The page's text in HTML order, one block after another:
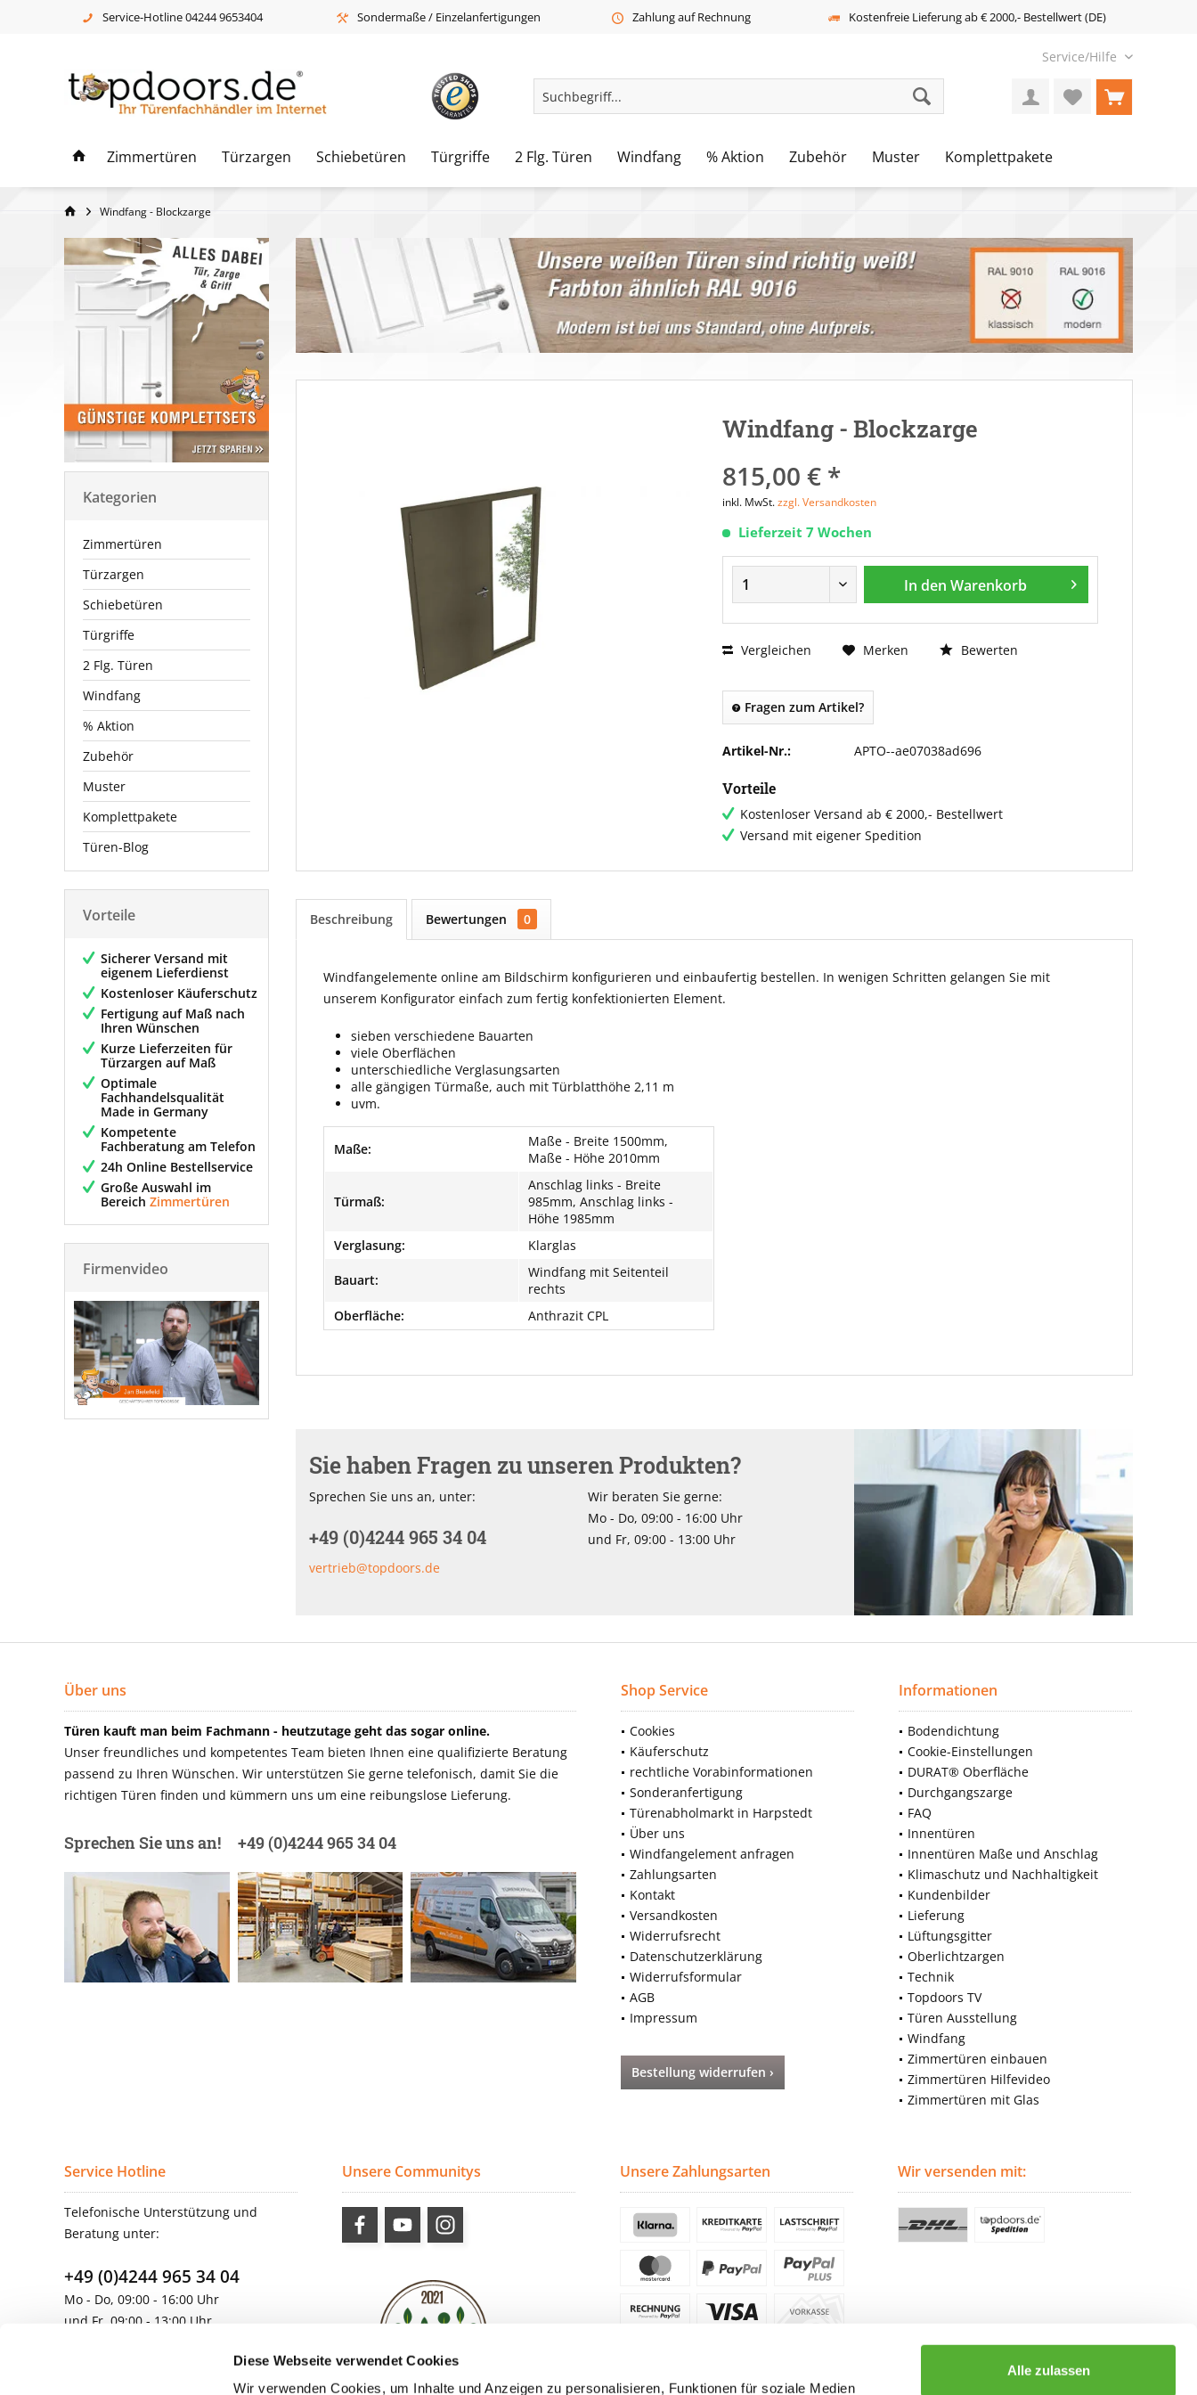
Diese Webseite verwendet Cookies
Wir verwenden Cookies, um Inhalte und Anzeigen zu personalisieren, Funktionen für soziale Medien
Alle zulassen
Service-Hotline 04244 9653404 Sondermaße / Einzelanfertigungen Zahlung auf Rechnung Kostenfreie Lieferung ab € 2000,- Bestellwert (DE)
Service/Hilfe
Zimmertüren Türzargen Schiebetüren Türgriffe 2 Flg. Türen Windfang % Aktion Zubehör Muster Komplettpakete
Windfang - Blockzarge
Kategorien
Zimmertüren
Türzargen
Schiebetüren
Türgriffe
2 Flg. Türen
Windfang
% Aktion
Zubehör
Muster
Komplettpakete
Türen-Blog
Vorteile
Sicherer Versand mit
eigenem Lieferdienst
Kostenloser Käuferschutz
Fertigung auf Maß nach
Ihren Wünschen
Kurze Lieferzeiten für
Türzargen auf Maß
Optimale
Fachhandelsqualität
Made in Germany
Kompetente
Fachberatung am Telefon
24h Online Bestellservice
Große Auswahl im
Bereich Zimmertüren
Firmenvideo
Windfang - Blockzarge
815,00 € *
inkl. MwSt.zzgl. Versandkosten
Lieferzeit 7 Wochen
In den Warenkorb
Vergleichen Merken Bewerten
Fragen zum Artikel?
Artikel-Nr.: APTO--ae07038ad696
Vorteile
Kostenloser Versand ab € 2000,- Bestellwert
Versand mit eigener Spedition
Beschreibung Bewertungen 0
Windfangelemente online am Bildschirm konfigurieren und einbaufertig bestellen. In wenigen Schritten gelangen Sie mit
unserem Konfigurator einfach zum fertig konfektionierten Element.
sieben verschiedene Bauarten
viele Oberflächen
unterschiedliche Verglasungsarten
alle gängigen Türmaße, auch mit Türblatthöhe 2,11 m
uvm.
Maße:
Maße - Breite 1500mm,
Maße - Höhe 2010mm
Türmaß:
Anschlag links - Breite
985mm, Anschlag links -
Höhe 1985mm
Verglasung:
Klarglas
Bauart:
Windfang mit Seitenteil
rechts
Oberfläche:
Anthrazit CPL
Sie haben Fragen zu unseren Produkten?
Sprechen Sie uns an, unter:
+49 (0)4244 965 34 04
vertrieb@topdoors.de
Wir beraten Sie gerne:
Mo - Do, 09:00 - 16:00 Uhr
und Fr, 09:00 - 13:00 Uhr
Über uns
Türen kauft man beim Fachmann - heutzutage geht das sogar online.
Unser freundliches und kompetentes Team bieten Ihnen eine qualifizierte Beratung
passend zu Ihren Wünschen. Wir unterstützen Sie gerne telefonisch, damit Sie die
richtigen Türen finden und kümmern uns um eine reibungslose Lieferung.
Sprechen Sie uns an! +49 (0)4244 965 34 04
Shop Service
Cookies
Käuferschutz
rechtliche Vorabinformationen
Sonderanfertigung
Türenabholmarkt in Harpstedt
Über uns
Windfangelement anfragen
Zahlungsarten
Kontakt
Versandkosten
Widerrufsrecht
Datenschutzerklärung
Widerrufsformular
AGB
Impressum
Bestellung widerrufen ›
Informationen
Bodendichtung
Cookie-Einstellungen
DURAT® Oberfläche
Durchgangszarge
FAQ
Innentüren
Innentüren Maße und Anschlag
Klimaschutz und Nachhaltigkeit
Kundenbilder
Lieferung
Lüftungsgitter
Oberlichtzargen
Technik
Topdoors TV
Türen Ausstellung
Windfang
Zimmertüren einbauen
Zimmertüren Hilfevideo
Zimmertüren mit Glas
Service Hotline
Telefonische Unterstützung und
Beratung unter:
+49 (0)4244 965 34 04
Mo - Do, 09:00 - 16:00 Uhr
und Fr, 09:00 - 13:00 Uhr
Unsere Communitys Unsere Zahlungsarten Wir versenden mit: